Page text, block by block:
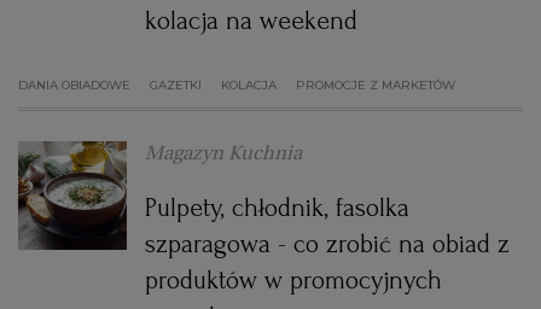
kolacja na weekend
DANIA OBIADOWE GAZETKI KOLACJA PROMOCJE Z MARKETÓW
Magazyn Kuchnia
Pulpety, chłodnik, fasolka
szparagowa - co zrobić na obiad z
produktów w promocyjnych